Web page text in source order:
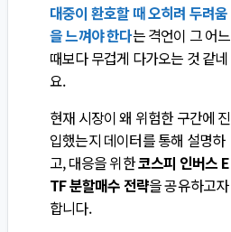
대중이 환호할 때 오히려 두려움
을 느껴야 한다는 격언이 그 어느
때보다 무겁게 다가오는 것 같네
요.
현재 시장이 왜 위험한 구간에 진
입했는지 데이터를 통해 설명하
고, 대응을 위한코스피 인버스 E
TF 분할매수 전략을 공유하고자
합니다.